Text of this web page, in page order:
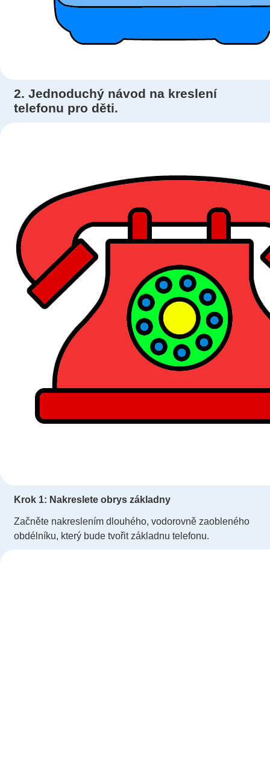
2. Jednoduchý návod na kreslení
telefonu pro děti.
Krok 1: Nakreslete obrys základny
Začněte nakreslením dlouhého, vodorovně zaobleného
obdélníku, který bude tvořit základnu telefonu.